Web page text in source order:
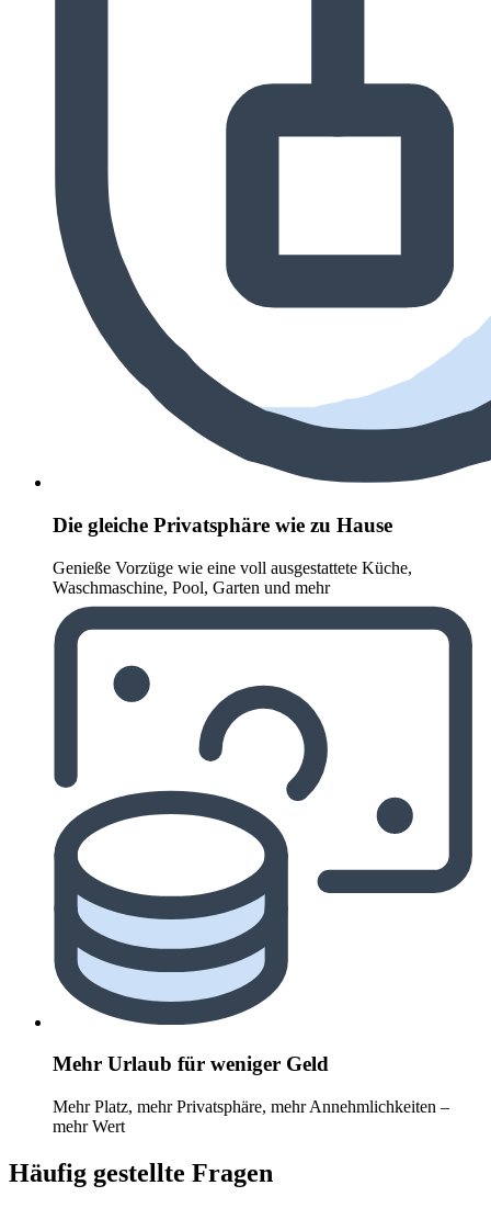
Die gleiche Privatsphäre wie zu Hause
Genieße Vorzüge wie eine voll ausgestattete Küche,
Waschmaschine, Pool, Garten und mehr
Mehr Urlaub für weniger Geld
Mehr Platz, mehr Privatsphäre, mehr Annehmlichkeiten –
mehr Wert
Häufig gestellte Fragen